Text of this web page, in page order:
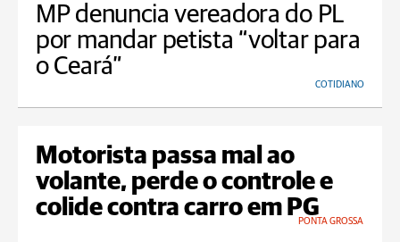
MP denuncia vereadora do PL
por mandar petista “voltar para
o Ceará”
COTIDIANO
Motorista passa mal ao
volante, perde o controle e
colide contra carro em PG
PONTA GROSSA